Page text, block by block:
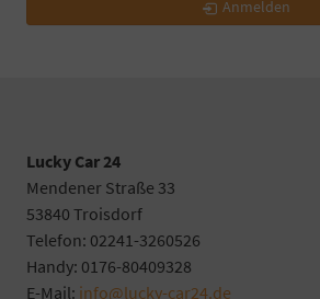
Anmelden
Lucky Car 24
Mendener Straße 33
53840 Troisdorf
Telefon: 02241-3260526
Handy: 0176-80409328
E-Mail: info@lucky-car24.de